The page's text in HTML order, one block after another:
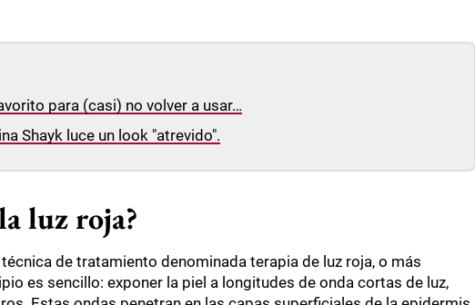
para (casi) no volver a usar…
Shayk luce un look "atrevido".
luz roja?
de tratamiento denominada terapia de luz roja, o más
es sencillo: exponer la piel a longitudes de onda cortas de luz,